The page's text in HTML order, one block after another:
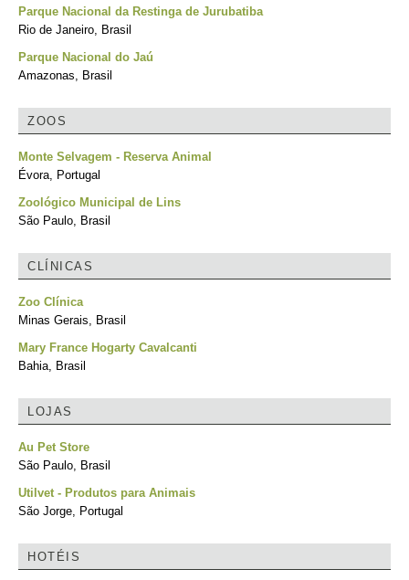
Parque Nacional da Restinga de Jurubatiba
Rio de Janeiro, Brasil
Parque Nacional do Jaú
Amazonas, Brasil
ZOOS
Monte Selvagem - Reserva Animal
Évora, Portugal
Zoológico Municipal de Lins
São Paulo, Brasil
CLÍNICAS
Zoo Clínica
Minas Gerais, Brasil
Mary France Hogarty Cavalcanti
Bahia, Brasil
LOJAS
Au Pet Store
São Paulo, Brasil
Utilvet - Produtos para Animais
São Jorge, Portugal
HOTÉIS